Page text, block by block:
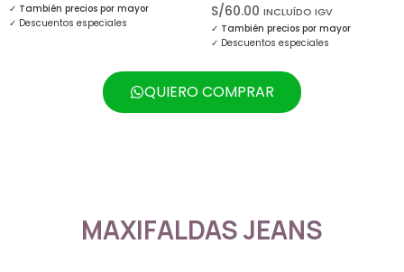
por mayor
S/ INCLUÍDO IGV
También precios por mayor
Descuentos especiales
✓ También
QUIERO COMPRAR
MAXIFALDAS JEANS